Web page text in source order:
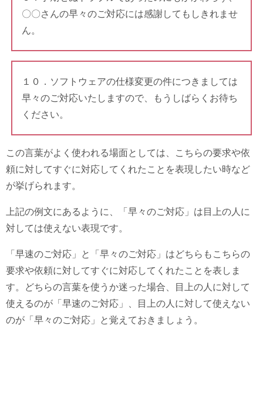
〇〇さんの早々のご対応には感謝してもしきれませ
ん。
１０．ソフトウェアの仕様変更の件につきましては
早々のご対応いたしますので、もうしばらくお待ち
ください。
この言葉がよく使われる場面としては、こちらの要求や依
頼に対してすぐに対応してくれたことを表現したい時など
が挙げられます。
上記の例文にあるように、「早々のご対応」は目上の人に
対しては使えない表現です。
「早速のご対応」と「早々のご対応」はどちらもこちらの
要求や依頼に対してすぐに対応してくれたことを表しま
す。どちらの言葉を使うか迷った場合、目上の人に対して
使えるのが「早速のご対応」、目上の人に対して使えない
のが「早々のご対応」と覚えておきましょう。